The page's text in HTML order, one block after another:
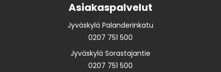
Asiakaspalvelut
Jyväskylä Palanderinkatu
0207 751 500
Jyväskylä Sorastajantie
0207 751 500